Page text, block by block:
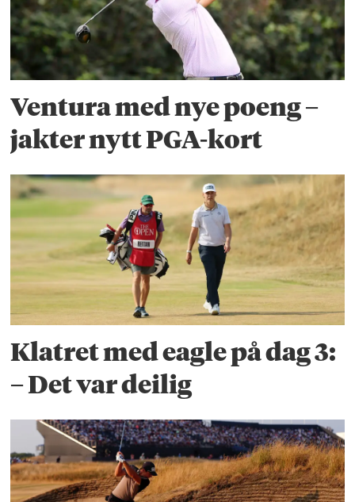
Ventura med nye poeng –
jakter nytt PGA-kort
Klatret med eagle på dag 3:
– Det var deilig